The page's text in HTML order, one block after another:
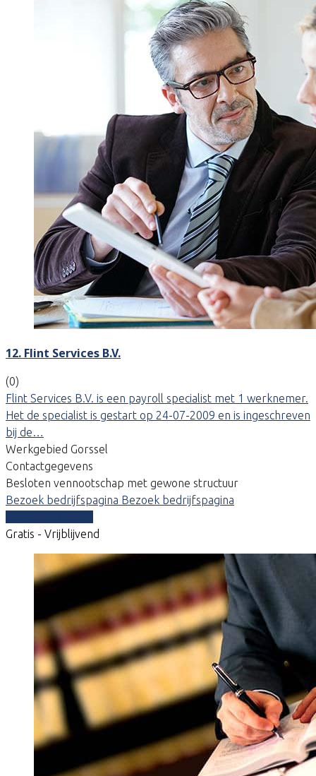
12. Flint Services B.V.
(0)
Flint Services B.V. is een payroll specialist met 1 werknemer.
Het de specialist is gestart op 24-07-2009 en is ingeschreven
bij de…
Werkgebied Gorssel
Contactgegevens
Besloten vennootschap met gewone structuur
Bezoek bedrijfspagina Bezoek bedrijfspagina
Gratis - Vrijblijvend